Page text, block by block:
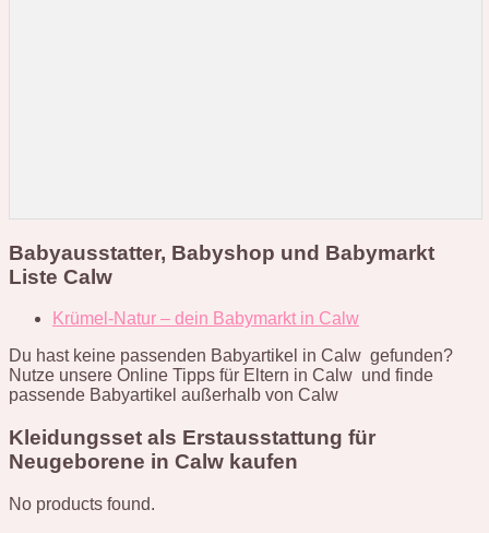
Babyausstatter, Babyshop und Babymarkt
Liste Calw
Krümel-Natur – dein Babymarkt in Calw
Du hast keine passenden Babyartikel in Calw gefunden?
Nutze unsere Online Tipps für Eltern in Calw und finde
passende Babyartikel außerhalb von Calw
Kleidungsset als Erstausstattung für
Neugeborene in Calw kaufen
No products found.